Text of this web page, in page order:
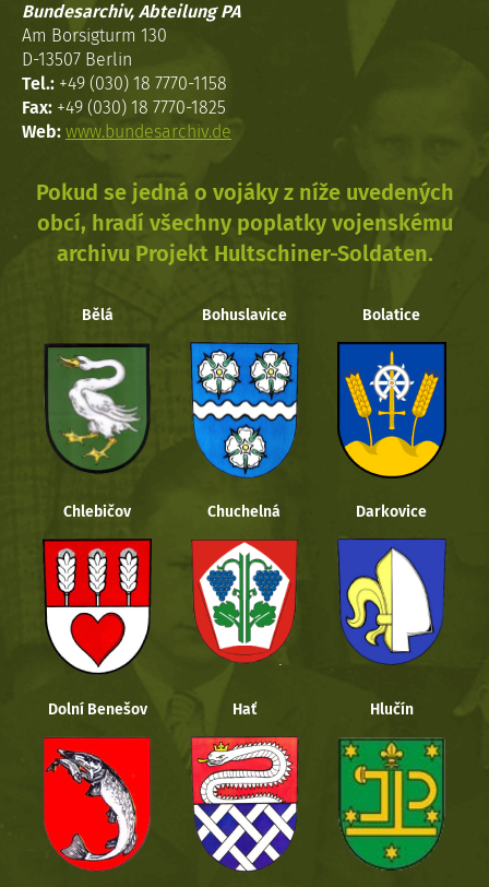
Bundesarchiv, Abteilung PA
Am Borsigturm 130
D-13507 Berlin
Tel.: +49 (030) 18 7770-1158
Fax: +49 (030) 18 7770-1825
Web: www.bundesarchiv.de
Pokud se jedná o vojáky z níže uvedených
obcí, hradí všechny poplatky vojenskému
archivu Projekt Hultschiner-Soldaten.
Bělá Bohuslavice Bolatice
Chlebičov Chuchelná Darkovice
Dolní Benešov Hať Hlučín